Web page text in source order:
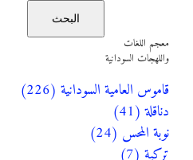
البحث
معجم اللغات
واللهجات السودانية
قاموس العامية السودانية (226)
دناقلة (41)
نوبة المحس (24)
تركية (7)